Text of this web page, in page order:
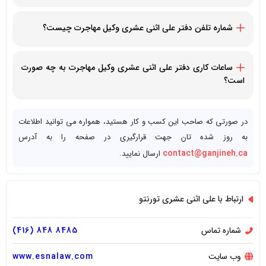
شماره تلفن دفتر علی اثنی عشری وکیل مهاجرت چیست؟
ساعات کاری دفتر علی اثنی عشری وکیل مهاجرت به چه صورت
است؟
در صورتی که صاحب این کسب و کار هستید، همواره می توانید اطلاعات
به روز شده تان جهت قرارگیری در صفحه را به آدرس
contact@ganjineh.ca ارسال نمایید.
ارتباط با علی اثنی عشری تورنتو
شماره تماس
8485 848 (416)
وب سایت
www.esnalaw.com